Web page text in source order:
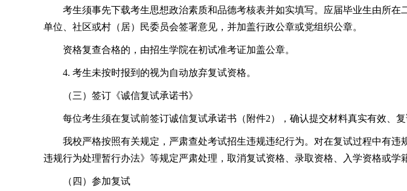
考生须事先下载考生思想政治素质和品德考核表并如实填写。应届毕业生由所
单位、社区或村（居）民委员会签署意见，并加盖行政公章或党组织公章。
资格复查合格的，由招生学院在初试准考证加盖公章。
4. 考生未按时报到的视为自动放弃复试资格。
（三）签订《诚信复试承诺书》
每位考生须在复试前签订诚信复试承诺书（附件2），确认提交材料真实有效、复
我校严格按照有关规定，严肃查处考试招生违规违纪行为。对在复试过程中有
违规行为处理暂行办法》等规定严肃处理，取消复试资格、录取资格、入学资格或学
（四）参加复试